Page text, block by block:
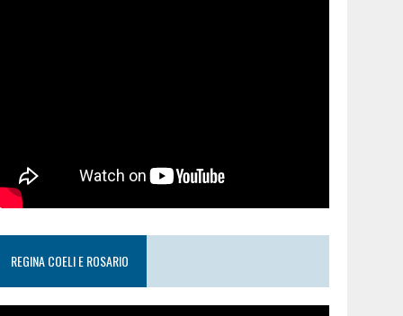
REGINA COELI E ROSARIO